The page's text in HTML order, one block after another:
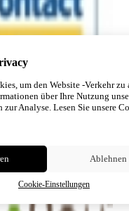
um den Website -Verkehr zu
über Ihre Nutzung
zur Analyse. Lesen Sie unsere
Ablehnen
Cookie-Einstellungen